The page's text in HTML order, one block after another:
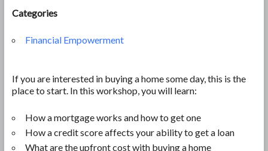
Categories
Financial Empowerment
If you are interested in buying a home some day, this is the
place to start. In this workshop, you will learn:
How a mortgage works and how to get one
How a credit score affects your ability to get a loan
What are the upfront cost with buying a home